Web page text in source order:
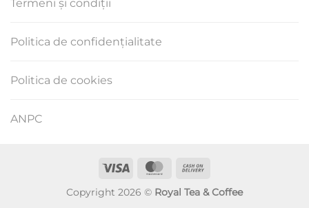
Termeni și condiții
Politica de confidențialitate
Politica de cookies
ANPC
Visa MasterCard
Delivery
Copyright 2026 © Royal Tea & Coffee